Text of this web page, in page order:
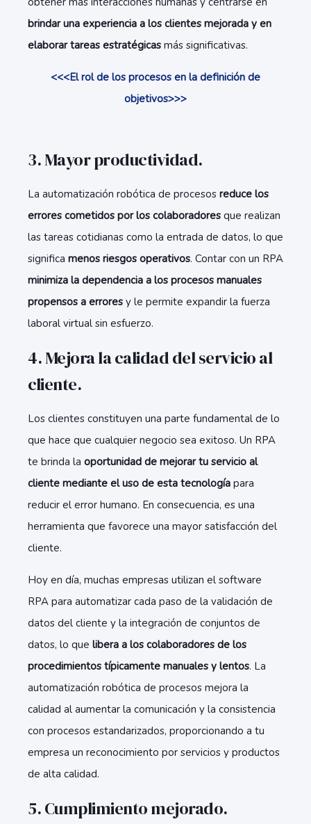
brindar una experiencia a los clientes mejorada y en
elaborar tareas estratégicas más significativas.
<<<El rol de los procesos en la definición de
objetivos>>>
3. Mayor productividad.
La automatización robótica de procesos reduce los
errores cometidos por los colaboradores que realizan
las tareas cotidianas como la entrada de datos, lo que
significa menos riesgos operativos. Contar con un RPA
minimiza la dependencia a los procesos manuales
propensos a errores y le permite expandir la fuerza
laboral virtual sin esfuerzo.
4. Mejora la calidad del servicio al
cliente.
Los clientes constituyen una parte fundamental de lo
que hace que cualquier negocio sea exitoso. Un RPA
te brinda la oportunidad de mejorar tu servicio al
cliente mediante el uso de esta tecnología para
reducir el error humano. En consecuencia, es una
herramienta que favorece una mayor satisfacción del
cliente.
Hoy en día, muchas empresas utilizan el software
RPA para automatizar cada paso de la validación de
datos del cliente y la integración de conjuntos de
datos, lo que libera a los colaboradores de los
procedimientos típicamente manuales y lentos. La
automatización robótica de procesos mejora la
calidad al aumentar la comunicación y la consistencia
con procesos estandarizados, proporcionando a tu
empresa un reconocimiento por servicios y productos
de alta calidad.
5. Cumplimiento mejorado.